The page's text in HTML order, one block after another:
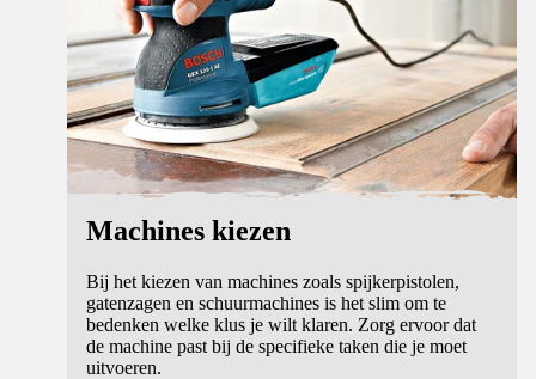
Machines kiezen
Bij het kiezen van machines zoals spijkerpistolen,
gatenzagen en schuurmachines is het slim om te
bedenken welke klus je wilt klaren. Zorg ervoor dat
de machine past bij de specifieke taken die je moet
uitvoeren.